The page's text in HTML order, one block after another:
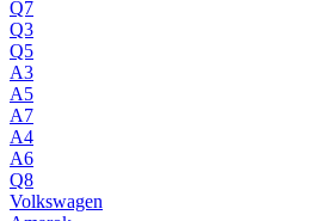
Q7
Q3
Q5
A3
A5
A7
A4
A6
Q8
Volkswagen